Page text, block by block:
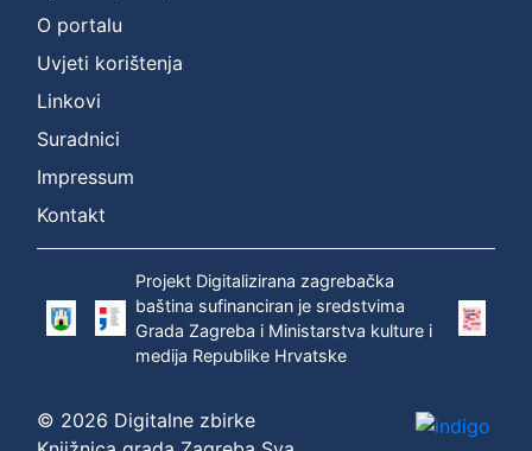
O portalu
Uvjeti korištenja
Linkovi
Suradnici
Impressum
Kontakt
Projekt Digitalizirana zagrebačka
baština sufinanciran je sredstvima
Grada Zagreba i Ministarstva kulture i
medija Republike Hrvatske
© 2026 Digitalne zbirke